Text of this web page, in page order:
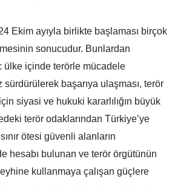
Ekim ayıyla birlikte başlaması birçok
sonucudur. Bunlardan
ülke içinde terörle mücadele
başarıya ulaşması, terör
siyasi ve hukuki kararlılığın büyük
terör odaklarından Türkiye’ye
ötesi güvenli alanların
hesabı bulunan ve terör örgütünün
kullanmaya çalışan güçlere